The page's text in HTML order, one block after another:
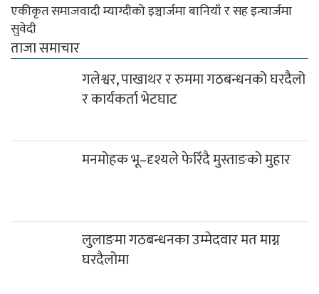
एकीकृत समाजवादी म्याग्दीको इञ्चार्जमा बानियाँ र सह इन्चार्जमा
सुवेदी
ताजा समाचार
गलेश्वर, पाखाथर र रुममा गठबन्धनको घरदैलो
र कार्यकर्ता भेटघाट
मनमोहक भू–दृश्यले फेरिँदै मुस्ताङको मुहार
लुलाङमा गठबन्धनका उम्मेदवार मत माग्न
घरदैलोमा